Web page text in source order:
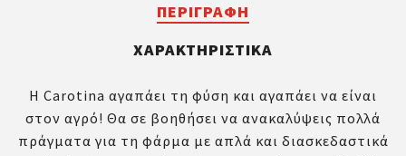
ΠΕΡΙΓΡΑΦΉ
ΧΑΡΑΚΤΗΡΙΣΤΙΚΆ
Η Carotina αγαπάει τη φύση και αγαπάει να είναι
στον αγρό! Θα σε βοηθήσει να ανακαλύψεις πολλά
πράγματα για τη φάρμα με απλά και διασκεδαστικά